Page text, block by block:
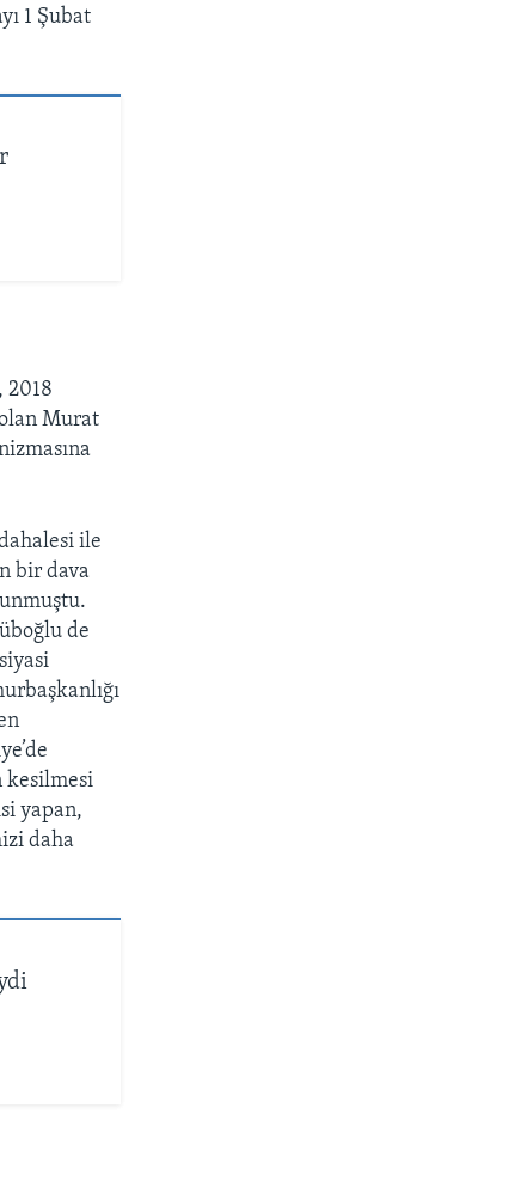
1 Şubat
2018
olan Murat
ile
bir dava
de
kesilmesi
yapan,
daha